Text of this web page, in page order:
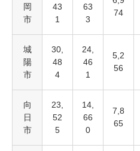
岡
市
43
1
63
3
74
城
陽
市
30,
48
4
24,
46
1
5,2
56
向
日
市
23,
52
5
14,
66
0
7,8
65